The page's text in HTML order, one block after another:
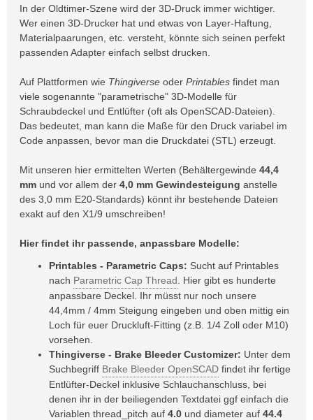
In der Oldtimer-Szene wird der 3D-Druck immer wichtiger.
Wer einen 3D-Drucker hat und etwas von Layer-Haftung,
Materialpaarungen, etc. versteht, könnte sich seinen perfekt
passenden Adapter einfach selbst drucken.
Auf Plattformen wie Thingiverse oder Printables findet man
viele sogenannte "parametrische" 3D-Modelle für
Schraubdeckel und Entlüfter (oft als OpenSCAD-Dateien).
Das bedeutet, man kann die Maße für den Druck variabel im
Code anpassen, bevor man die Druckdatei (STL) erzeugt.
Mit unseren hier ermittelten Werten (Behältergewinde 44,4
mm und vor allem der 4,0 mm Gewindesteigung anstelle
des 3,0 mm E20-Standards) könnt ihr bestehende Dateien
exakt auf den X1/9 umschreiben!
Hier findet ihr passende, anpassbare Modelle:
Printables - Parametric Caps: Sucht auf Printables
nach Parametric Cap Thread . Hier gibt es hunderte
anpassbare Deckel. Ihr müsst nur noch unsere
44,4mm / 4mm Steigung eingeben und oben mittig ein
Loch für euer Druckluft-Fitting (z.B. 1/4 Zoll oder M10)
vorsehen.
Thingiverse - Brake Bleeder Customizer: Unter dem
Suchbegriff Brake Bleeder OpenSCAD findet ihr fertige
Entlüfter-Deckel inklusive Schlauchanschluss, bei
denen ihr in der beiliegenden Textdatei ggf einfach die
Variablen thread_pitch auf 4.0 und diameter auf 44.4